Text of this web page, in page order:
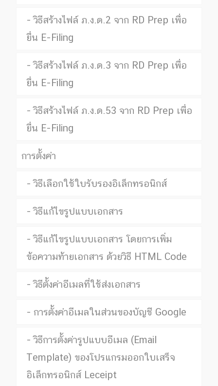
วิธีสร้างไฟล์ ภ.ง.ด.2 จาก RD Prep เพื่อ
ยื่น E-Filing
วิธีสร้างไฟล์ ภ.ง.ด.3 จาก RD Prep เพื่อ
ยื่น E-Filing
วิธีสร้างไฟล์ ภ.ง.ด.53 จาก RD Prep เพื่อ
ยื่น E-Filing
การตั้งค่า
วิธีเลือกใช้ใบรับรองอิเล็กทรอนิกส์
วิธีแก้ไขรูปแบบเอกสาร
วิธีแก้ไขรูปแบบเอกสาร โดยการเพิ่ม
ข้อความท้ายเอกสาร ด้วยวิธี HTML Code
วิธีตั้งค่าอีเมลที่ใช้ส่งเอกสาร
การตั้งค่าอีเมลในส่วนของบัญชี Google
วิธีการตั้งค่ารูปแบบอีเมล (Email
Template) ของโปรแกรมออกใบเสร็จ
อิเล็กทรอนิกส์ Leceipt